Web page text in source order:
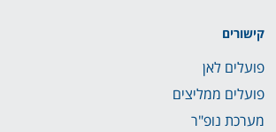
קישורים
פועלים לאן
פועלים ממליצים
מערכת נופ"ר